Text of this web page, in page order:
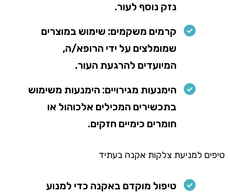
נזק נוסף לעור.
קרמים משקמים: שימוש במוצרים
שמומלצים על ידי הרופא/ה,
המיועדים להרגעת העור.
הימנעות מגירויים: הימנעות משימוש
בתכשירים המכילים אלכוהול או
חומרים כימיים חזקים.
טיפים למניעת צלקות אקנה בעתיד
טיפול מוקדם באקנה כדי למנוע